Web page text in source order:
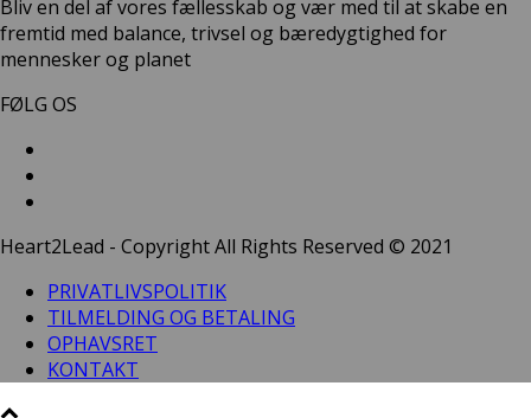
Bliv en del af vores fællesskab og vær med til at skabe en
fremtid med balance, trivsel og bæredygtighed for
mennesker og planet
FØLG OS
Heart2Lead - Copyright All Rights Reserved © 2021
PRIVATLIVSPOLITIK
TILMELDING OG BETALING
OPHAVSRET
KONTAKT